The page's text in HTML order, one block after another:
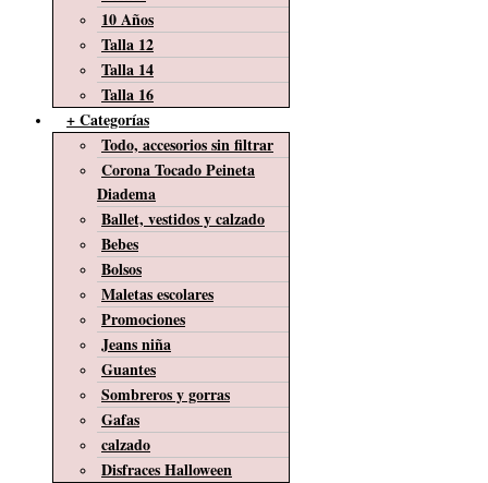
10 Años
Talla 12
Talla 14
Talla 16
+ Categorías
Todo, accesorios sin filtrar
Corona Tocado Peineta
Diadema
Ballet, vestidos y calzado
Bebes
Bolsos
Maletas escolares
Promociones
Jeans niña
Guantes
Sombreros y gorras
Gafas
calzado
Disfraces Halloween